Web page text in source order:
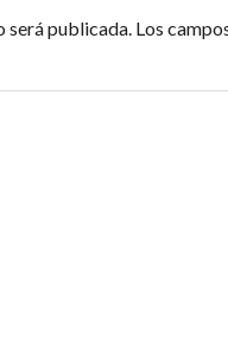
publicada. Los